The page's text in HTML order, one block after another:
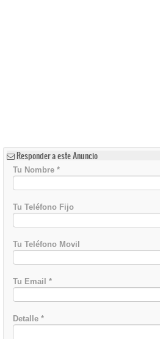
Responder a este Anuncio
Tu Nombre *
Tu Teléfono Fijo
Tu Teléfono Movil
Tu Email *
Detalle *